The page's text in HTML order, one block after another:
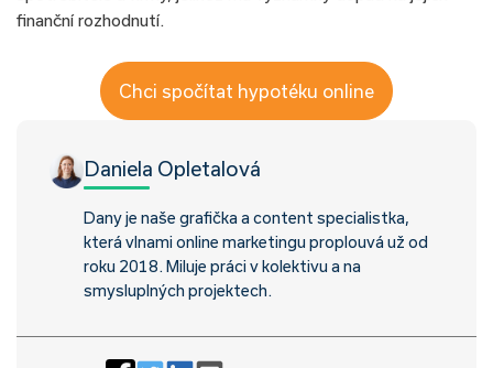
finanční rozhodnutí.
Chci spočítat hypotéku online
Daniela Opletalová
Dany je naše grafička a content specialistka,
která vlnami online marketingu proplouvá už od
roku 2018. Miluje práci v kolektivu a na
smysluplných projektech.